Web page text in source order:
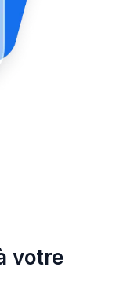
votre